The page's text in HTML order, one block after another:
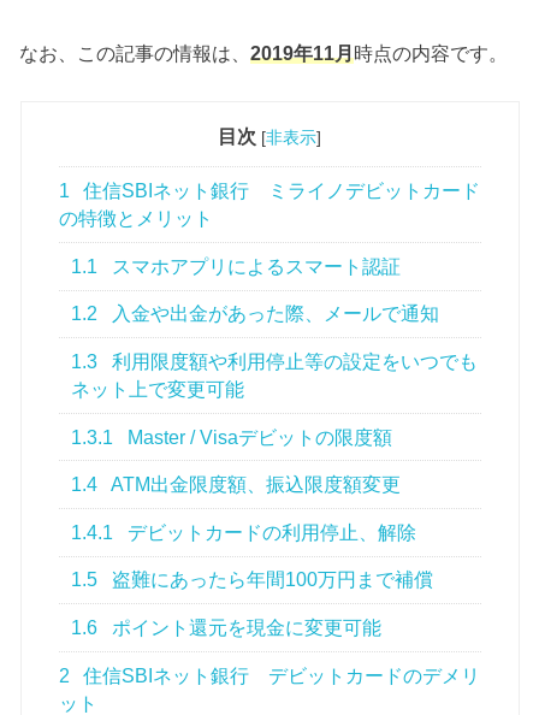
なお、この記事の情報は、2019年11月時点の内容です。
目次 [非表示]
1
住信SBIネット銀行 ミライノデビットカード
の特徴とメリット
1.1 スマホアプリによるスマート認証
1.2 入金や出金があった際、メールで通知
1.3
利用限度額や利用停止等の設定をいつでも
ネット上で変更可能
1.3.1 Master / Visaデビットの限度額
1.4 ATM出金限度額、振込限度額変更
1.4.1 デビットカードの利用停止、解除
1.5 盗難にあったら年間100万円まで補償
1.6 ポイント還元を現金に変更可能
2
住信SBIネット銀行 デビットカードのデメリ
ット